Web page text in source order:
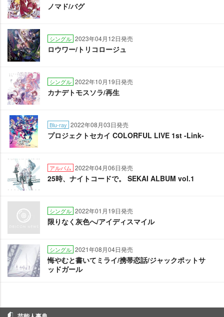
ノマド/バグ
シングル 2023年04月12日発売
ロウワー/トリコロージュ
シングル 2022年10月19日発売
カナデトモスソラ/再生
Blu-ray 2022年08月03日発売
プロジェクトセカイ COLORFUL LIVE 1st -Link-
アルバム 2022年04月06日発売
25時、ナイトコードで。 SEKAI ALBUM vol.1
シングル 2022年01月19日発売
限りなく灰色へ/アイディスマイル
シングル 2021年08月04日発売
悔やむと書いてミライ/携帯恋話/ジャックポットサ
ッドガール